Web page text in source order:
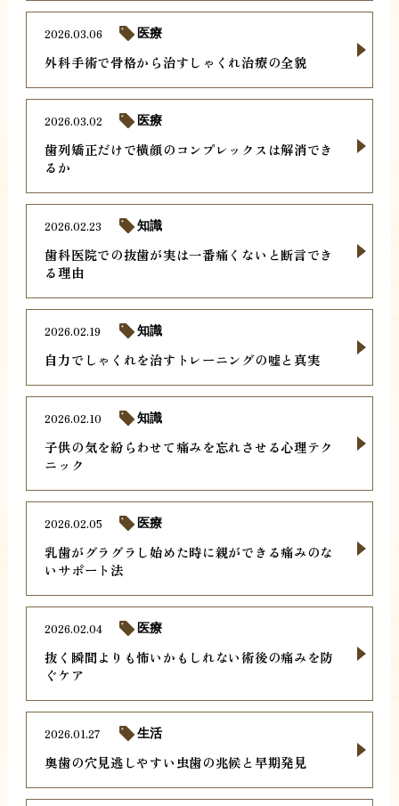
外科手術で骨格から治すしゃくれ治療の全貌
2026.03.06 医療
歯列矯正だけで横顔のコンプレックスは解消でき
るか
2026.03.02 医療
歯科医院での抜歯が実は一番痛くないと断言でき
る理由
2026.02.23 知識
自力でしゃくれを治すトレーニングの嘘と真実
2026.02.19 知識
子供の気を紛らわせて痛みを忘れさせる心理テク
ニック
2026.02.10 知識
乳歯がグラグラし始めた時に親ができる痛みのな
いサポート法
2026.02.05 医療
抜く瞬間よりも怖いかもしれない術後の痛みを防
ぐケア
2026.02.04 医療
奥歯の穴見逃しやすい虫歯の兆候と早期発見
2026.01.27 生活